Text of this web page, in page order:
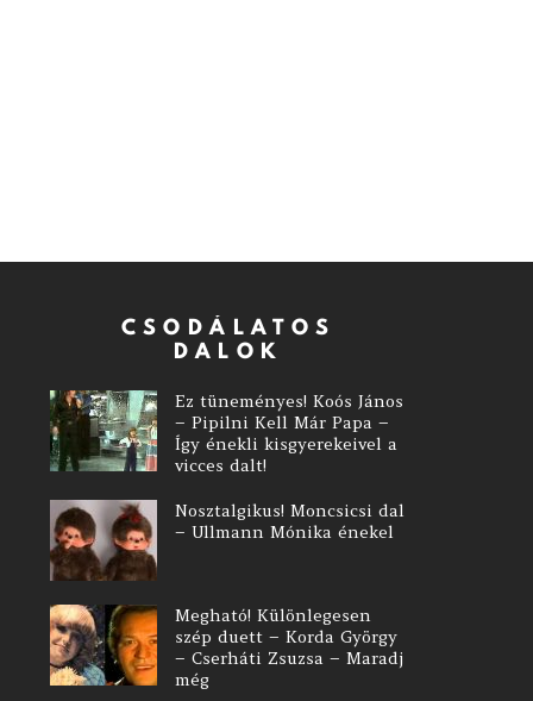
CSODÁLATOS
DALOK
Ez tüneményes! Koós János
– Pipilni Kell Már Papa –
Így énekli kisgyerekeivel a
vicces dalt!
Nosztalgikus! Moncsicsi dal
– Ullmann Mónika énekel
Megható! Különlegesen
szép duett – Korda György
– Cserháti Zsuzsa – Maradj
még